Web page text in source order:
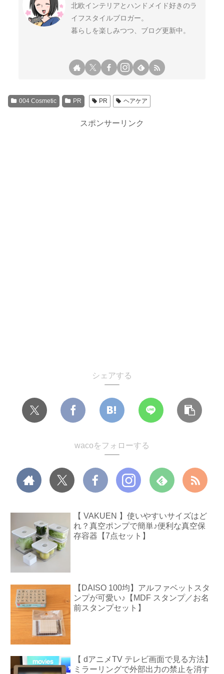
北欧インテリアとハンドメイド好きのラ
イフスタイルブロガー。
暮らしを楽しみつつ、ブログ更新中。
004 Cosmetic PR PR ヘアケア
スポンサーリンク
シェアする
wacoをフォローする
【 VAKUEN 】使いやすいサイズはど
れ？真空ポンプで簡単♪便利な真空保
存容器【7点セット】
【DAISO 100均】アルファベットスタ
ンプが可愛い♪【MDF スタンプ／お名
前スタンプセット】
【 dアニメTV テレビ画面で見る方法】
ミラーリングで外部出力の禁止を消す